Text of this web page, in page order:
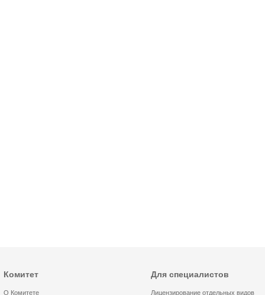
Комитет
О Комитете
Для специалистов
Лицензирование отдельных видов